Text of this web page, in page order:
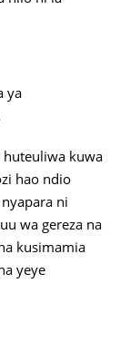
ya
huteuliwa kuwa
hao ndio
ni
wa gereza na
kusimamia
yeye